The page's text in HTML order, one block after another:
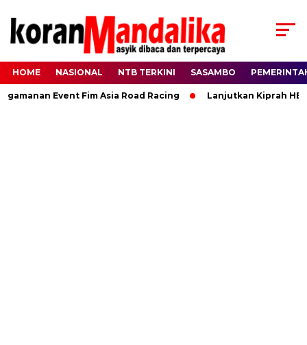
HOME NASIONAL NTB TERKINI SASAMBO
Event Fim Asia Road Racing Lanjutkan Kiprah HBK,